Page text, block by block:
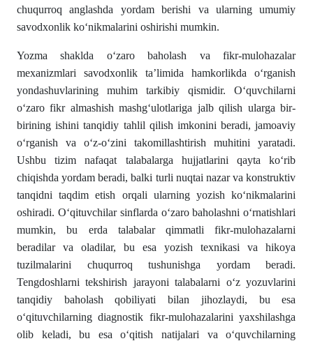
chuqurroq anglashda yordam berishi va ularning umumiy
savodxonlik koʻnikmalarini oshirishi mumkin.
Yozma shaklda oʻzaro baholash va fikr-mulohazalar
mexanizmlari savodxonlik ta’limida hamkorlikda oʻrganish
yondashuvlarining muhim tarkibiy qismidir. Oʻquvchilarni
oʻzaro fikr almashish mashgʻulotlariga jalb qilish ularga bir-
birining ishini tanqidiy tahlil qilish imkonini beradi, jamoaviy
oʻrganish va oʻz-oʻzini takomillashtirish muhitini yaratadi.
Ushbu tizim nafaqat talabalarga hujjatlarini qayta koʻrib
chiqishda yordam beradi, balki turli nuqtai nazar va konstruktiv
tanqidni taqdim etish orqali ularning yozish koʻnikmalarini
oshiradi. Oʻqituvchilar sinflarda oʻzaro baholashni oʻrnatishlari
mumkin, bu erda talabalar qimmatli fikr-mulohazalarni
beradilar va oladilar, bu esa yozish texnikasi va hikoya
tuzilmalarini chuqurroq tushunishga yordam beradi.
Tengdoshlarni tekshirish jarayoni talabalarni oʻz yozuvlarini
tanqidiy baholash qobiliyati bilan jihozlaydi, bu esa
oʻqituvchilarning diagnostik fikr-mulohazalarini yaxshilashga
olib keladi, bu esa oʻqitish natijalari va oʻquvchilarning